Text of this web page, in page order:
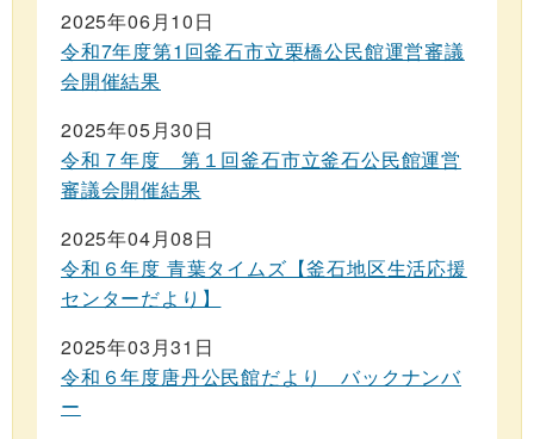
2025年06月10日
令和7年度第1回釜石市立栗橋公民館運営審議
会開催結果
2025年05月30日
令和７年度 第１回釜石市立釜石公民館運営
審議会開催結果
2025年04月08日
令和６年度 青葉タイムズ【釜石地区生活応援
センターだより】
2025年03月31日
令和６年度唐丹公民館だより バックナンバ
ー